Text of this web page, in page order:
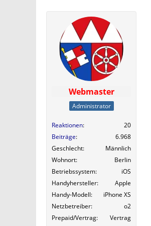
Webmaster
Administrator
Reaktionen
20
Beiträge
6.968
Geschlecht
Männlich
Wohnort
Berlin
Betriebssystem
iOS
Handyhersteller
Apple
Handy-Modell
iPhone XS
Netzbetreiber
o2
Prepaid/Vertrag
Vertrag